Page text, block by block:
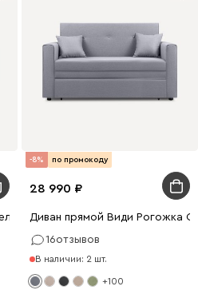
Светло-серый
-8% по промокоду
28 990
Диван прямой Види Рогожка
16отзывов
В наличии: 2 шт.
+100